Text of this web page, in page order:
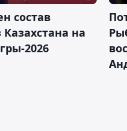
состав
на
2026